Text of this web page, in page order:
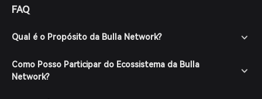
consideradas com cautela.
FAQ
Qual é o Propósito da Bulla Network?
Como Posso Participar do Ecossistema da Bulla
Network?